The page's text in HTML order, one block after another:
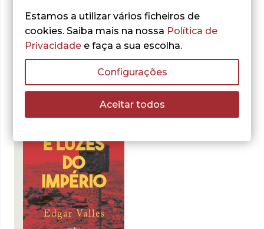
Do mesmo autor
Estamos a utilizar vários ficheiros de
cookies. Saiba mais na nossa Política de
Privacidade e faça a sua escolha.
Configurações
Aceitar todos